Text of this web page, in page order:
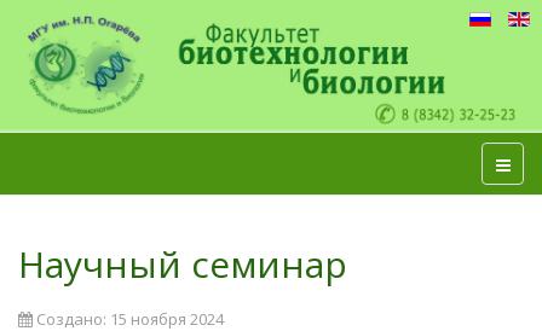
Научный семинар
Создано: 15 ноября 2024